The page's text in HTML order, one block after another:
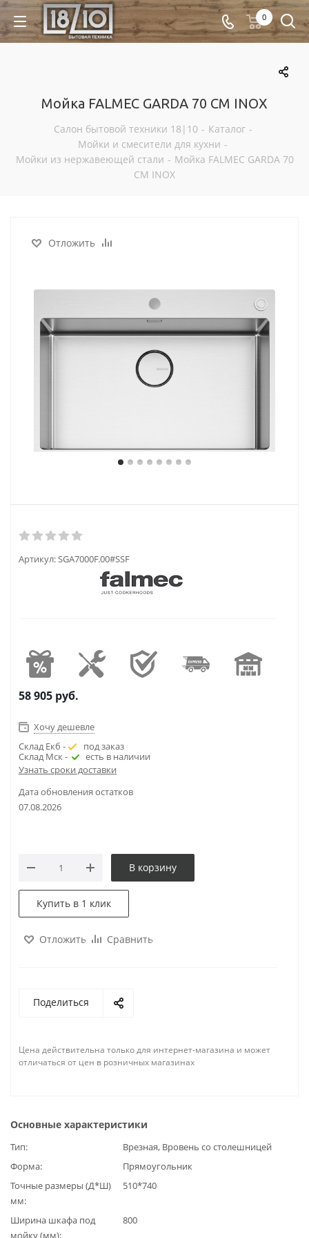
0
Мойка FALMEC GARDA 70 CM INOX
Салон бытовой техники 18|10 - Каталог -
Мойки и смесители для кухни -
Мойки из нержавеющей стали - Мойка FALMEC GARDA 70
CM INOX
Отложить
Артикул:SGA7000F.00#SSF
58 905 руб.
Хочу дешевле
Склад Екб -
под заказ
Склад Мск -
есть в наличии
Узнать сроки доставки
Дата обновления остатков
07.08.2026
В корзину
Купить в 1 клик
Отложить Сравнить
Поделиться
Цена действительна только для интернет-магазина и может
отличаться от цен в розничных магазинах
Основные характеристики
Тип
Врезная, Вровень со столешницей
Форма
Прямоугольник
Точные размеры (Д*Ш)
мм
510*740
Ширина шкафа под
мойку (мм)
800